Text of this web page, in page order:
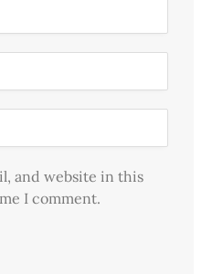
and website in this
I comment.